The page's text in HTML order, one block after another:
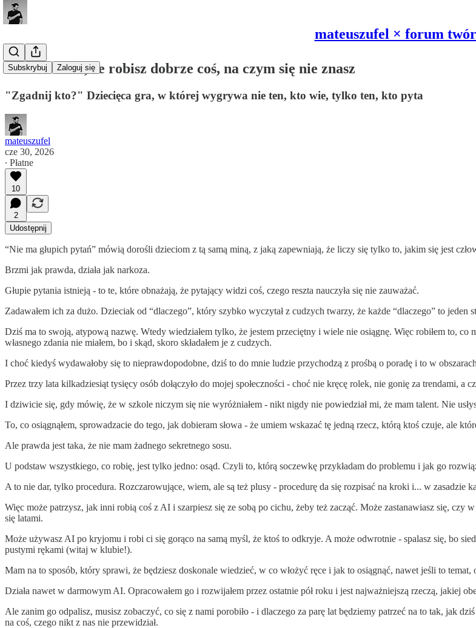
mateuszufel × forum
Subskrybuj Zaloguj się
Jak wiedzieć, że robisz dobrze coś, na czym się nie znasz
"Zgadnij kto?" Dziecięca gra, w której wygrywa nie ten, kto wie, tylko ten, kto pyta
mateuszufel
cze 30, 2026
∙ Płatne
10
2
Udostępnij
“Nie ma głupich pytań” mówią dorośli dzieciom z tą samą miną, z jaką zapewniają, że liczy się tylko to, jakim się jest
Brzmi jak prawda, działa jak narkoza.
Głupie pytania istnieją - to te, które obnażają, że pytający widzi coś, czego reszta nauczyła się nie zauważać.
Zadawałem ich za dużo. Dzieciak od “dlaczego”, który szybko wyczytał z cudzych twarzy, że każde “dlaczego” to jeden
Dziś ma to swoją, atypową nazwę. Wtedy wiedziałem tylko, że jestem przeciętny i wiele nie osiągnę. Więc robiłem to, co
własnego zdania nie miałem, bo i skąd, skoro składałem je z cudzych.
I choć kiedyś wydawałoby się to nieprawdopodobne, dziś to do mnie ludzie przychodzą z prośbą o poradę i to w
Przez trzy lata kilkadziesiąt tysięcy osób dołączyło do mojej społeczności - choć nie kręcę rolek, nie gonię za trendami, a
I dziwicie się, gdy mówię, że w szkole niczym się nie wyróżniałem - nikt nigdy nie powiedział mi, że mam talent. Nie
To, co osiągnąłem, sprowadzacie do tego, jak dobieram słowa - że umiem wskazać tę jedną rzecz, którą ktoś czuje, ale
Ale prawda jest taka, że nie mam żadnego sekretnego sosu.
U podstaw wszystkiego, co robię, jest tylko jedno: osąd. Czyli to, którą soczewkę przykładam do problemu i jak go
A to nie dar, tylko procedura. Rozczarowujące, wiem, ale są też plusy - procedurę da się rozpisać na kroki i... w zasadzie
Więc może patrzysz, jak inni robią coś z AI i szarpiesz się ze sobą po cichu, żeby też zacząć. Może zastanawiasz się,
się latami.
Może używasz AI po kryjomu i robi ci się gorąco na samą myśl, że ktoś to odkryje. A może odwrotnie - spalasz się, bo
pustymi rękami (witaj w klubie!).
Mam na to sposób, który sprawi, że będziesz doskonale wiedzieć, w co włożyć ręce i jak to osiągnąć, nawet jeśli to
Działa nawet w darmowym AI. Opracowałem go i rozwijałem przez ostatnie pół roku i jest najważniejszą rzeczą, jakiej
Ale zanim go odpalisz, musisz zobaczyć, co się z nami porobiło - i dlaczego za parę lat będziemy patrzeć na to tak, jak
na coś, czego nikt z nas nie przewidział.